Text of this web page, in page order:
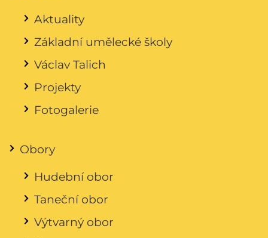
Aktuality
Základní umělecké školy
Václav Talich
Projekty
Fotogalerie
Obory
Hudební obor
Taneční obor
Výtvarný obor